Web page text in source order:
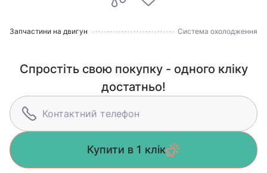
Запчастини на двигун Система охолодження
Спростіть свою покупку - одного кліку
достатньо!
Купити в 1 клік